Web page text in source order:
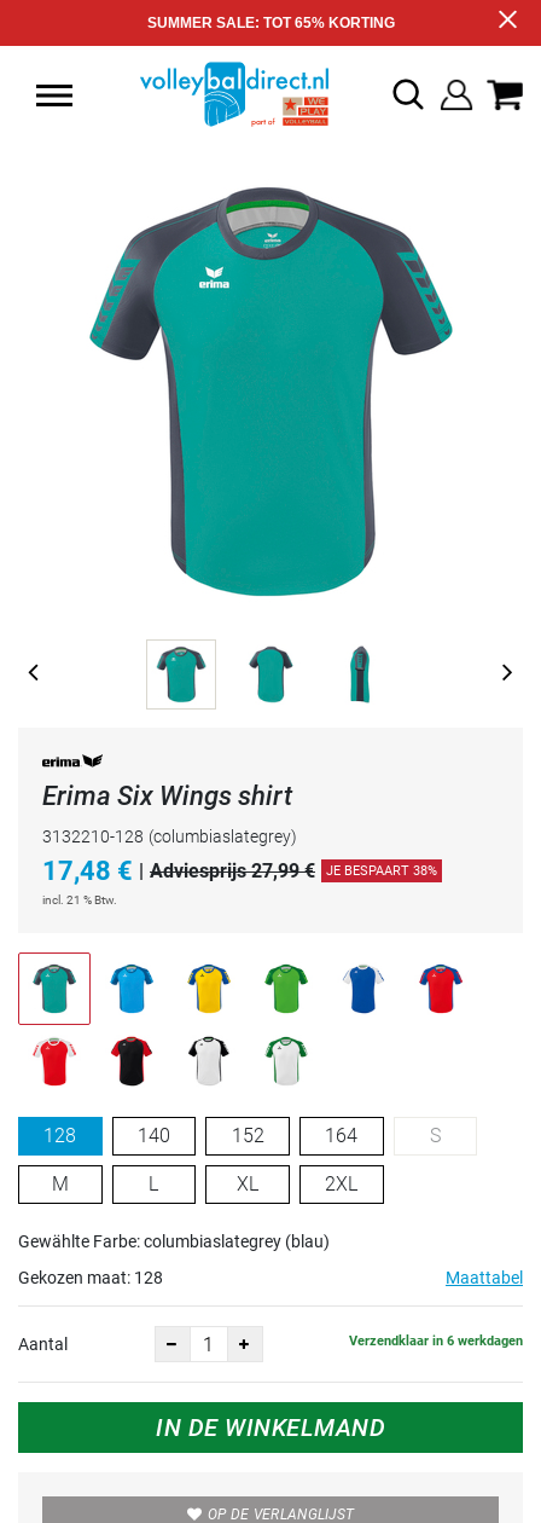
SUMMER SALE: TOT 65% KORTING
Erima Six Wings shirt
3132210-128 (columbiaslategrey)
17,48 € | Adviesprijs 27,99 € JE BESPAART 38%
incl. 21 % Btw.
128 140 152 164 S
M L XL 2XL
Gewählte Farbe: columbiaslategrey (blau)
Gekozen maat: 128 Maattabel
Aantal Verzendklaar in 6 werkdagen
IN DE WINKELMAND
OP DE VERLANGLIJST